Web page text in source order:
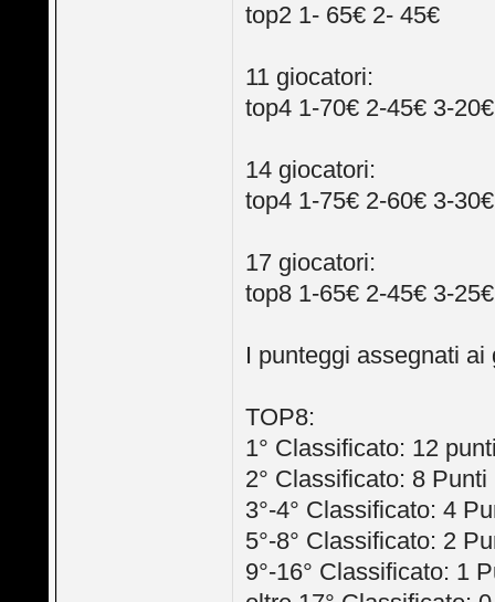
top2 1- 65€ 2- 45€
11 giocatori:
top4 1-70€ 2-45€ 3-
14 giocatori:
top4 1-75€ 2-60€ 3-
17 giocatori:
top8 1-65€ 2-45€ 3-
I punteggi assegnati
TOP8:
1° Classificato: 12
2° Classificato: 8 Punti
3°-4° Classificato: 4
5°-8° Classificato: 2
9°-16° Classificato: 1